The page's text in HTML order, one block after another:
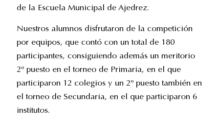
de la Escuela Municipal de Ajedrez.
Nuestros alumnos disfrutaron de la competición
por equipos, que contó con un total de 180
participantes, consiguiendo además un meritorio
2º puesto en el torneo de Primaria, en el que
participaron 12 colegios y un 2º puesto también en
el torneo de Secundaria, en el que participaron 6
institutos.